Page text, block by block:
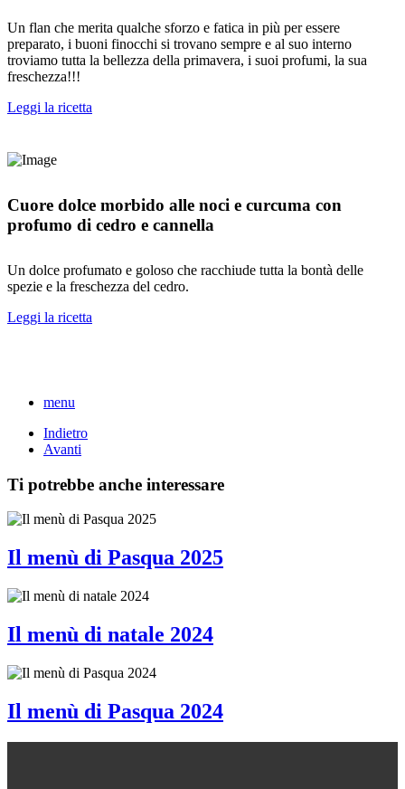
Un flan che merita qualche sforzo e fatica in più per essere
preparato, i buoni finocchi si trovano sempre e al suo interno
troviamo tutta la bellezza della primavera, i suoi profumi, la sua
freschezza!!!
Leggi la ricetta
Cuore dolce morbido alle noci e curcuma con
profumo di cedro e cannella
Un dolce profumato e goloso che racchiude tutta la bontà delle
spezie e la freschezza del cedro.
Leggi la ricetta
menu
Indietro
Avanti
Ti potrebbe anche interessare
Il menù di Pasqua 2025
Il menù di natale 2024
Il menù di Pasqua 2024